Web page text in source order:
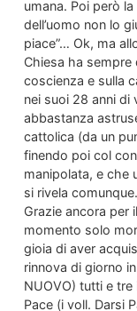
umana. Poi però
dell’uomo non lo
piace”… Ok, ma
Chiesa ha sempre
coscienza e sulla
nei suoi 28 anni di
abbastanza
cattolica (da un
finendo poi col
manipolata, e che
si rivela comunque.
Grazie ancora per
momento solo
gioia di aver
rinnova di giorno
NUOVO) tutti e
Pace (i voll. Darsi